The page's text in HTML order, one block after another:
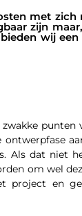
met zich
zijn
wij
punten
Als dat niet
om wel
project en